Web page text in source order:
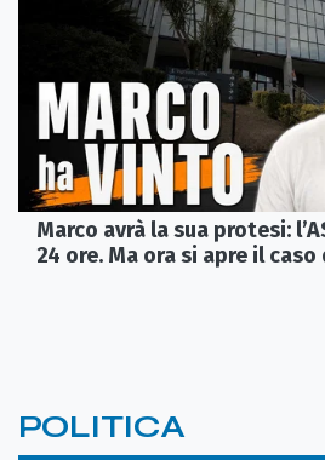
Marco avrà la sua protesi:
24 ore. Ma ora si apre il
POLITICA